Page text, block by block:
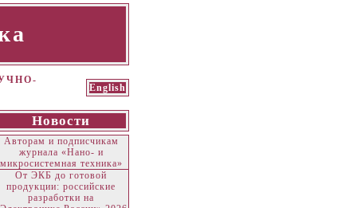
English
Новости
Авторам и подписчикам
журнала «Нано- и
микросистемная техника»
От ЭКБ до готовой
продукции: российские
разработки на